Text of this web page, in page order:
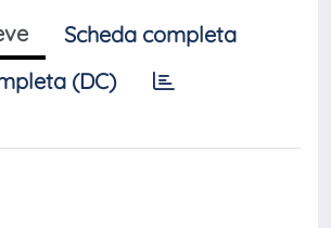
Scheda completa
(DC)